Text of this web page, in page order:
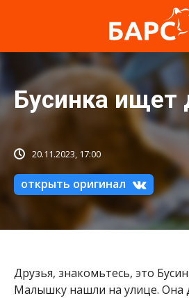
Бусинка ищет
20.11.2023, 17:00
открыть оригинал
Друзья, знакомьтесь, это
Малышку нашли на улице. Она